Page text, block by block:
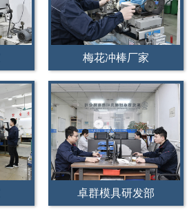
梅花冲棒厂家
卓群模具研发部